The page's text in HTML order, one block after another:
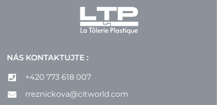
NÁS KONTAKTUJTE :
+420 773 618 007
rreznickova@citworld.com